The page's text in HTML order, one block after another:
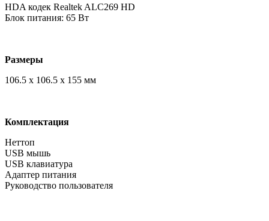
HDA кодек Realtek ALC269 HD
Блок питания: 65 Вт
Размеры
106.5 x 106.5 x 155 мм
Комплектация
Неттоп
USB мышь
USB клавиатура
Адаптер питания
Руководство пользователя